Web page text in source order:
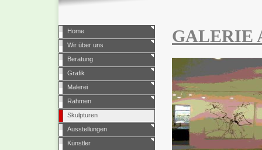
Home
Wir über uns
Beratung
Grafik
Malerei
Rahmen
Skulpturen
Ausstellungen
Künstler
GALERIE